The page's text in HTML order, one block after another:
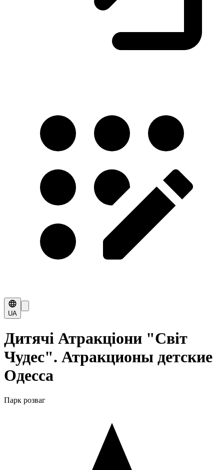
UA
Дитячі Атракціони "Світ
Чудес". Атракционы детские
Одесса
Парк розваг